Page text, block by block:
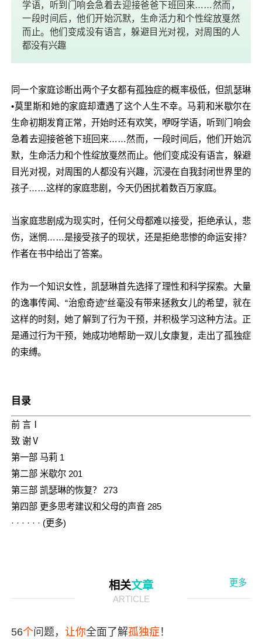
学语，听到门响会急着去迎接爸爸下班回来……然而，
一段时间后，他们开始沉默，生命活力和个性绽放戛然
而止。他们变成没有语言，躲避目光对视，对周围的人
都没有兴趣
同一个家庭诊断出两个子女都有孤独症的概率极低，但凯瑟琳
•莫里斯和她的家庭却遭遇了这个人生不幸。马莉和米歇尔在
生命初期发育正常，开始时还有欢笑，咿呀学语，听到门响会
急着去迎接爸爸下班回来……然而，一段时间后，他们开始沉
默，生命活力和个性绽放戛然而止。他们变成没有语言，躲避
目光对视，对周围的人都没有兴趣，沉浸在自我封闭世界里的
孩子……这样的家庭悲剧，今天仍困扰着数百万家庭。
当家庭悲剧成为现实时，任何父母都难以接受，拒绝承认，悲
伤，迷惘……是接受孩子的现状，还是拒绝悲惨的命运安排？
作者在书中给出了答案。
作为一个知识女性，凯瑟琳首先选择了理性和科学探索。大量
的逸事传闻、“治愈奇迹”丝毫没有带来拯救女儿的希望，就在
这样的时刻，她了解到了行为干预，并积极学习这种方法。正
是通过行为干预，她成功地帮助一双儿女康复，走出了孤独症
的束缚。
目录
前 言Ⅰ
致 谢Ⅴ
第一部 马莉 1
第二部 米歇尔 201
第三部 凯瑟琳的恢复？ 273
第四部 更多思考建议和父母的声音 285
· · · · · · (更多)
相关文章
ARTICLE
更多
56个问题，让你全面了解孤独症！